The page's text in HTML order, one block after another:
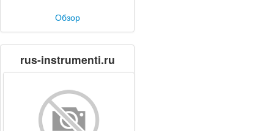
Обзор
rus-instrumenti.ru